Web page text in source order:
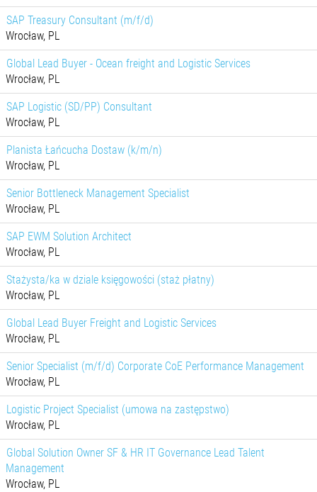
SAP Treasury Consultant (m/f/d)
Wrocław, PL
Global Lead Buyer - Ocean freight and Logistic Services
Wrocław, PL
SAP Logistic (SD/PP) Consultant
Wrocław, PL
Planista Łańcucha Dostaw (k/m/n)
Wrocław, PL
Senior Bottleneck Management Specialist
Wrocław, PL
SAP EWM Solution Architect
Wrocław, PL
Stażysta/ka w dziale księgowości (staż płatny)
Wrocław, PL
Global Lead Buyer Freight and Logistic Services
Wrocław, PL
Senior Specialist (m/f/d) Corporate CoE Performance Management
Wrocław, PL
Logistic Project Specialist (umowa na zastępstwo)
Wrocław, PL
Global Solution Owner SF & HR IT Governance Lead Talent
Management
Wrocław, PL